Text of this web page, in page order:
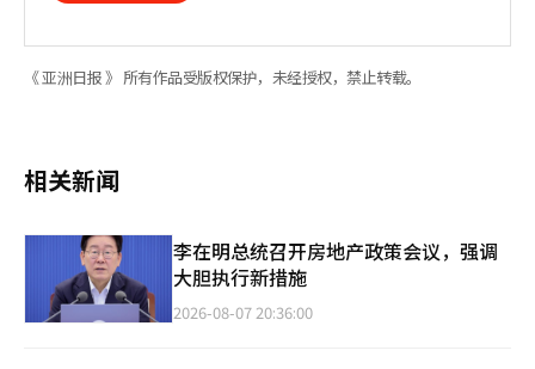
《 亚洲日报 》 所有作品受版权保护，未经授权，禁止转载。
相关新闻
李在明总统召开房地产政策会议，强调
大胆执行新措施
2026-08-07 20:36:00